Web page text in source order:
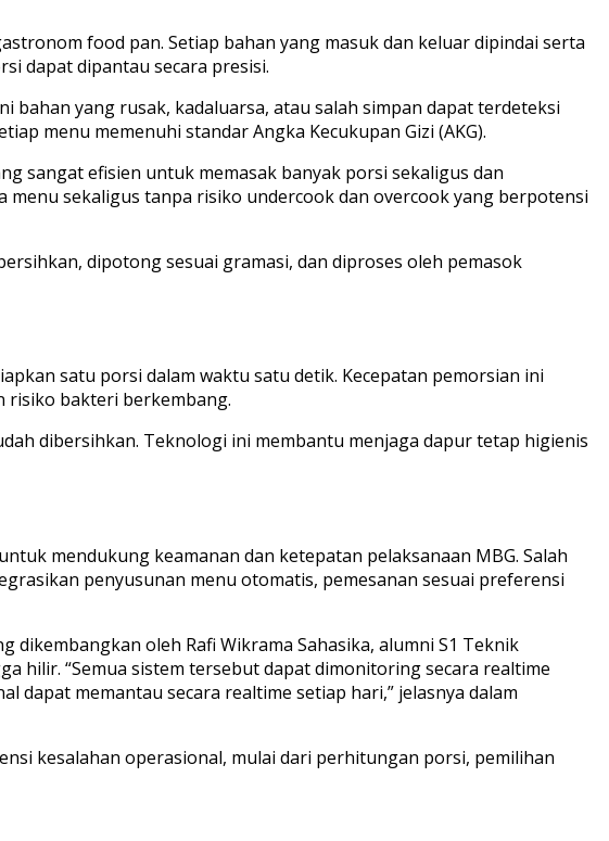
food pan. Setiap bahan yang masuk dan keluar dipindai serta
dapat dipantau secara presisi.
bahan yang rusak, kadaluarsa, atau salah simpan dapat terdeteksi
menu memenuhi standar Angka Kecukupan Gizi (AKG).
sangat efisien untuk memasak banyak porsi sekaligus dan
sekaligus tanpa risiko undercook dan overcook yang berpotensi
dipotong sesuai gramasi, dan diproses oleh pemasok
satu porsi dalam waktu satu detik. Kecepatan pemorsian ini
risiko bakteri berkembang.
dibersihkan. Teknologi ini membantu menjaga dapur tetap higienis
mendukung keamanan dan ketepatan pelaksanaan MBG. Salah
penyusunan menu otomatis, pemesanan sesuai preferensi
dikembangkan oleh Rafi Wikrama Sahasika, alumni S1 Teknik
hilir. “Semua sistem tersebut dapat dimonitoring secara realtime
dapat memantau secara realtime setiap hari,” jelasnya dalam
kesalahan operasional, mulai dari perhitungan porsi, pemilihan